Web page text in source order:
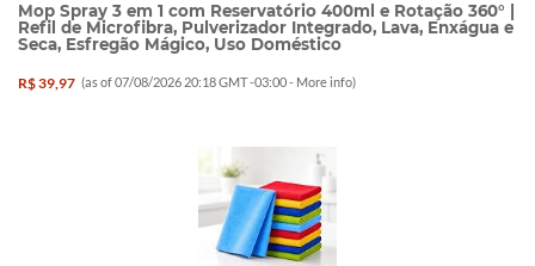
Mop Spray 3 em 1 com Reservatório 400ml e Rotação 360° |
Refil de Microfibra, Pulverizador Integrado, Lava, Enxágua e
Seca, Esfregão Mágico, Uso Doméstico
R$ 39,97 (as of 07/08/2026 20:18 GMT -03:00 - More info)